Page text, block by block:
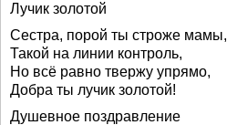
Лучик золотой
Сестра, порой ты строже мамы,
Такой на линии контроль,
Но всё равно твержу упрямо,
Добра ты лучик золотой!
Душевное поздравление